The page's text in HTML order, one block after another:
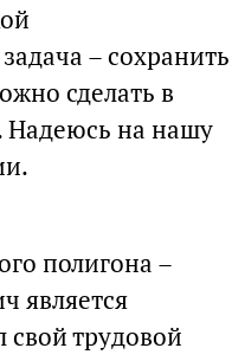
– сохранить
сделать в
Надеюсь на нашу
полигона –
является
трудовой